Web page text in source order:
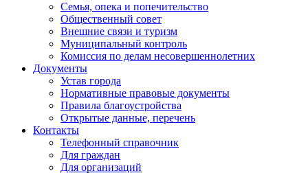
Семья, опека и попечительство
Общественный совет
Внешние связи и туризм
Муниципальный контроль
Комиссия по делам несовершеннолетних
Документы
Устав города
Нормативные правовые документы
Правила благоустройства
Открытые данные, перечень
Контакты
Телефонный справочник
Для граждан
Для организаций